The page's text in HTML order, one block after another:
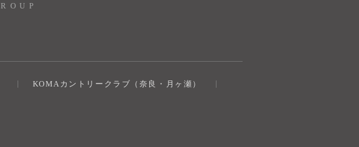
KOMAカントリークラブ（奈良・月ヶ瀬）奈良健康ランド
AIコンシェルジュ